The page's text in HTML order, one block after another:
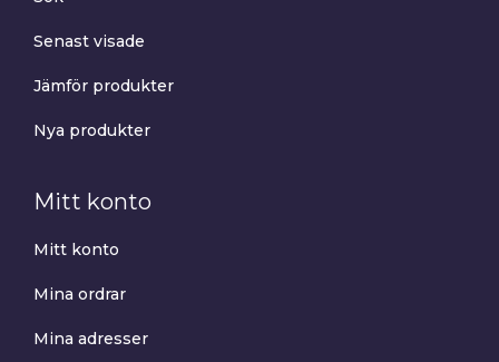
Senast visade
Jämför produkter
Nya produkter
Mitt konto
Mitt konto
Mina ordrar
Mina adresser